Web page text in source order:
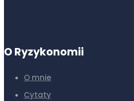
O Ryzykonomii
O mnie
Cytaty